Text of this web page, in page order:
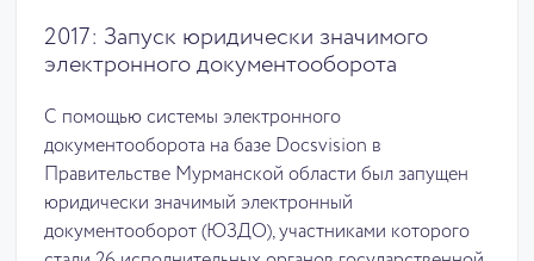
2017: Запуск юридически значимого
электронного документооборота
С помощью системы электронного
документооборота на базе Docsvision в
Правительстве Мурманской области был запущен
юридически значимый электронный
документооборот (ЮЗДО), участниками которого